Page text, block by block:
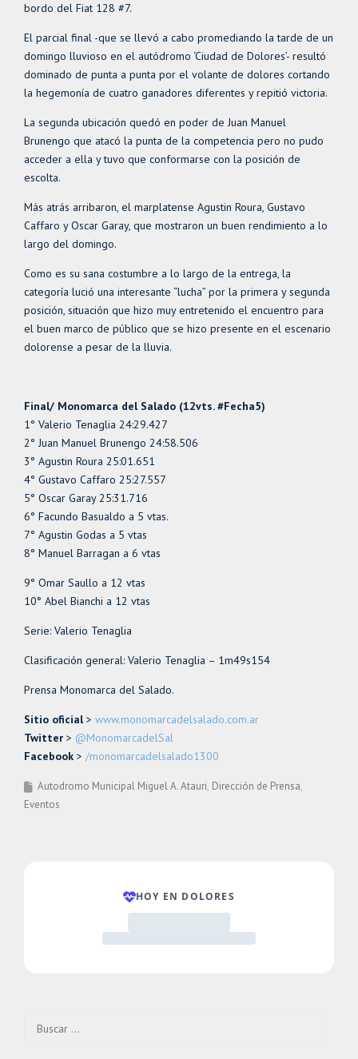
bordo del Fiat 128 #7.
El parcial final -que se llevó a cabo promediando la tarde de un
domingo lluvioso en el autódromo ‘Ciudad de Dolores’- resultó
dominado de punta a punta por el volante de dolores cortando
la hegemonía de cuatro ganadores diferentes y repitió victoria.
La segunda ubicación quedó en poder de Juan Manuel
Brunengo que atacó la punta de la competencia pero no pudo
acceder a ella y tuvo que conformarse con la posición de
escolta.
Más atrás arribaron, el marplatense Agustin Roura, Gustavo
Caffaro y Oscar Garay, que mostraron un buen rendimiento a lo
largo del domingo.
Como es su sana costumbre a lo largo de la entrega, la
categoría lució una interesante “lucha” por la primera y segunda
posición, situación que hizo muy entretenido el encuentro para
el buen marco de público que se hizo presente en el escenario
dolorense a pesar de la lluvia.
Final/ Monomarca del Salado (12vts. #Fecha5)
1° Valerio Tenaglia 24:29.427
2° Juan Manuel Brunengo 24:58.506
3° Agustin Roura 25:01.651
4° Gustavo Caffaro 25:27.557
5° Oscar Garay 25:31.716
6° Facundo Basualdo a 5 vtas.
7° Agustin Godas a 5 vtas
8° Manuel Barragan a 6 vtas
9° Omar Saullo a 12 vtas
10° Abel Bianchi a 12 vtas
Serie: Valerio Tenaglia
Clasificación general: Valerio Tenaglia – 1m49s154
Prensa Monomarca del Salado.
Sitio oficial> www.monomarcadelsalado.com.ar
Twitter > @MonomarcadelSal
Facebook > /monomarcadelsalado1300
Autodromo Municipal Miguel A. Atauri Dirección de Prensa
Eventos